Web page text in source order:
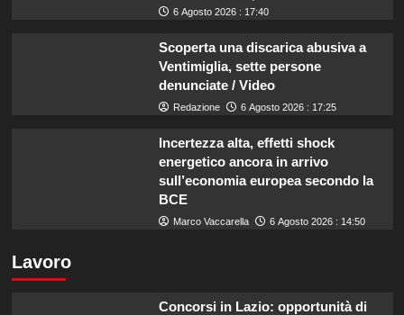
6 Agosto 2026 : 17:40
Scoperta una discarica abusiva a
Ventimiglia, sette persone
denunciate / Video
Redazione 6 Agosto 2026 : 17:25
Incertezza alta, effetti shock
energetico ancora in arrivo
sull’economia europea secondo la
BCE
Marco Vaccarella 6 Agosto 2026 : 14:50
Lavoro
Concorsi in Lazio: opportunità di